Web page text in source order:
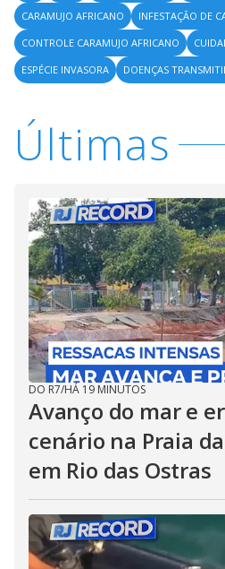
CARAMUJO AFRICANO
INFESTAÇÃO DE
CONTROLE CARAMUJO AFRICANO
ESPÉCIE INVASORA
DOENÇAS
Últimas
DO R7/HÁ 19 MINUTOS
Avanço do mar e
cenário na Praia
em Rio das Ostras